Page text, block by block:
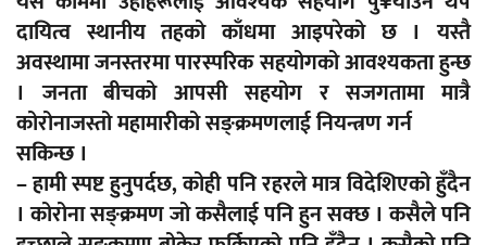
दायित्व स्थानीय तहको काँधमा आइपरेको छ । यस्तै
अवस्थामा जनस्तरमा पारस्परिक सहयोगको आवश्यकता हुन्छ
। जनता बीचको आपसी सहयोग र सजगतामा मात्रै
कोरोनाजस्तो महामारीको सङ्क्रमणलाई नियन्त्रण गर्न
सकिन्छ ।
– हामी स्पष्ट हुनुपर्दछ, कोही पनि रहरले मात्र विदेशिएको हुँदैन
। कोरोना सङ्क्रमण जो कसैलाई पनि हुन सक्छ । कसैले पनि